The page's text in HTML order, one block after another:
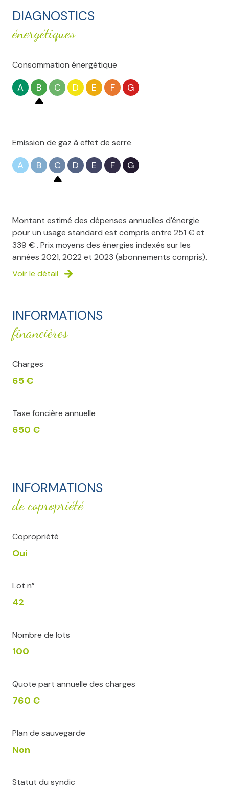
DIAGNOSTICS
énergétiques
Consommation énergétique
A B C D E F G
Emission de gaz à effet de serre
A B C D E F G
Montant estimé des dépenses annuelles d'énergie
pour un usage standard est compris entre 251 € et
339 € . Prix moyens des énergies indexés sur les
années 2021, 2022 et 2023 (abonnements compris).
Voir le détail
INFORMATIONS
financières
Charges
65 €
Taxe foncière annuelle
650 €
INFORMATIONS
de copropriété
Copropriété
Oui
Lot n°
42
Nombre de lots
100
Quote part annuelle des charges
760 €
Plan de sauvegarde
Non
Statut du syndic